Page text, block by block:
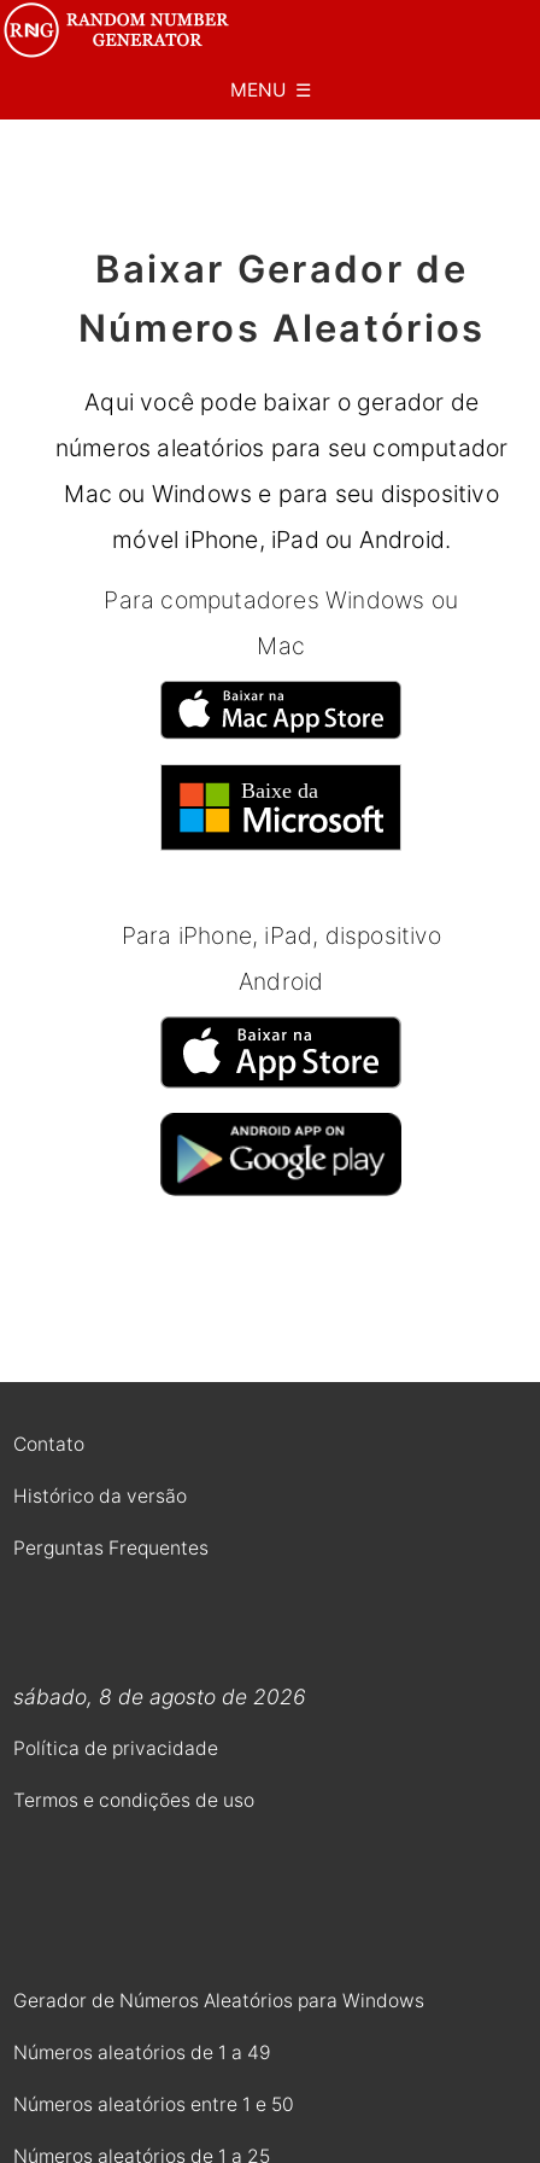
MENU ☰
Baixar Gerador de
Números Aleatórios
Aqui você pode baixar o gerador de
números aleatórios para seu computador
Mac ou Windows e para seu dispositivo
móvel iPhone, iPad ou Android.
Para computadores Windows ou
Mac
Para iPhone, iPad, dispositivo
Android
Contato
Histórico da versão
Perguntas Frequentes
sábado, 8 de agosto de 2026
Política de privacidade
Termos e condições de uso
Gerador de Números Aleatórios para Windows
Números aleatórios de 1 a 49
Números aleatórios entre 1 e 50
Números aleatórios de 1 a 25